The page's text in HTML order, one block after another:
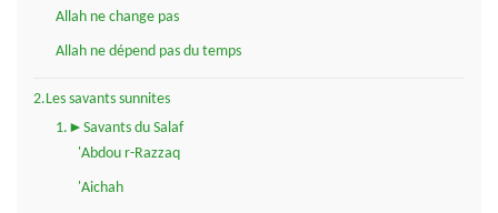
Allah ne change pas
Allah ne dépend pas du temps
2.Les savants sunnites
1.►Savants du Salaf
'Abdou r-Razzaq
'Aichah